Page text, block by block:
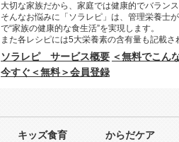
大切な家族だから、家庭では健康的でバラン
そんなお悩みに「ソラレピ」は、管理栄養士
で“家族の健康的な食生活”を実現します。
また各レシピには5大栄養素の含有量も記載
ソラレピ サービス概要 ＜無料でこん
今すぐ＜無料＞会員登録
キッズ食育 からだケア